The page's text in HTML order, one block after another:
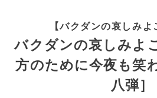
【バクダンの哀しみよ
バクダンの哀しみよ
方のために今夜も笑
八弾］